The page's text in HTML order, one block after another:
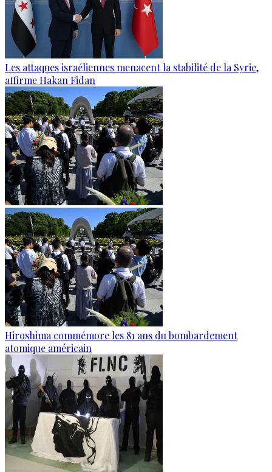
Les attaques israéliennes menacent la stabilité de la Syrie,
affirme Hakan Fidan
Hiroshima commémore les 81 ans du bombardement
atomique américain